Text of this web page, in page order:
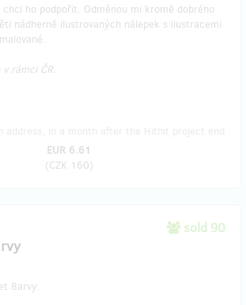
ho podpořit. Odměnou mi kromě dobrého
nádherně ilustrovaných nálepek s ilustracemi
rámci ČR.
EUR 6.61
(CZK 160)
sold 90
8arvy.